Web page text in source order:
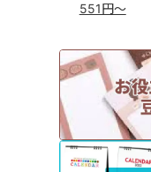
551円～